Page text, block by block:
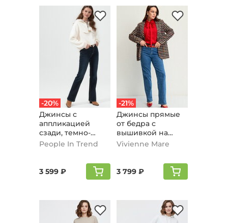
-20%
Джинсы с
аппликацией
сзади, темно-
синий
People In Trend
3 599 ₽
-21%
Джинсы прямые
от бедра с
вышивкой на
кармане, голубой
Vivienne Mare
3 799 ₽